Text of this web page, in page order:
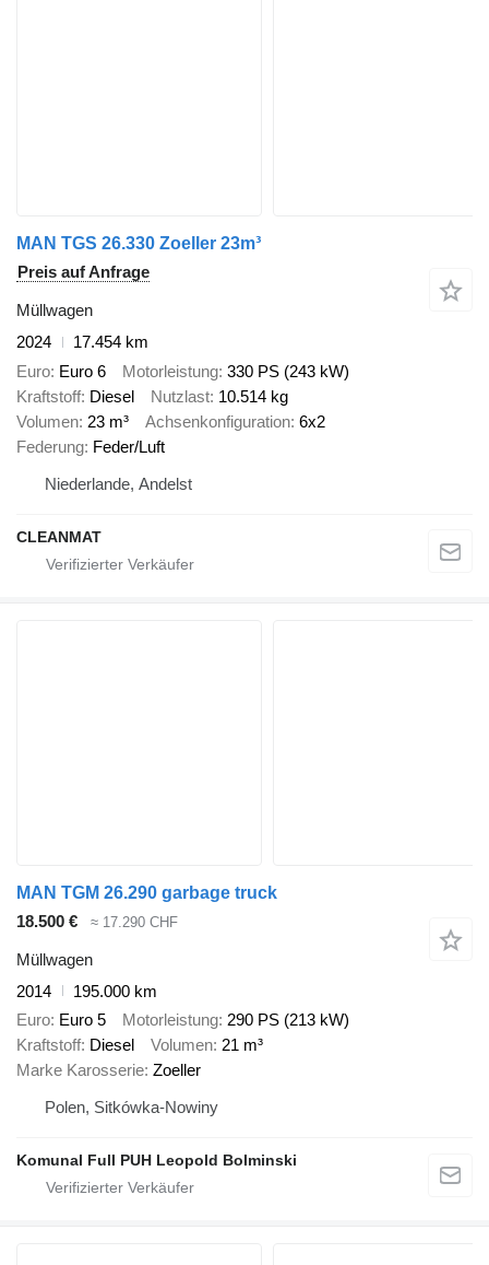
MAN TGS 26.330 Zoeller 23m³
Preis auf Anfrage
Müllwagen
2024
17.454 km
Euro Euro 6 Motorleistung 330 PS (243 kW)
Kraftstoff Diesel Nutzlast 10.514 kg
Volumen 23 m³ Achsenkonfiguration 6x2
Federung Feder/Luft
Niederlande, Andelst
CLEANMAT
MAN TGM 26.290 garbage truck
18.500 €
≈ 17.290 CHF
Müllwagen
2014
195.000 km
Euro Euro 5 Motorleistung 290 PS (213 kW)
Kraftstoff Diesel Volumen 21 m³
Marke Karosserie Zoeller
Polen, Sitkówka-Nowiny
Komunal Full PUH Leopold Bolminski